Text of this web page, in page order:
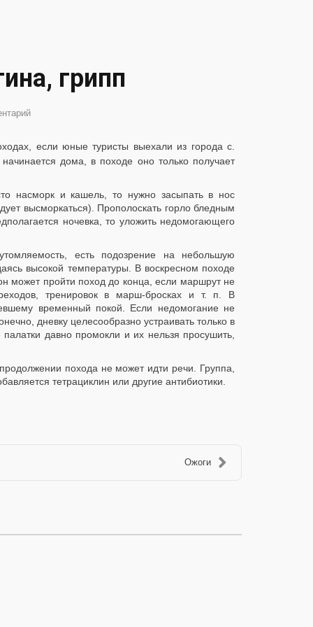
грипп
если юные туристы выехали из города с.
дома, в походе оно только получает
насморк и кашель, то нужно засыпать в нос
высморкаться). Прополоскать горло бледным
ночевка, то уложить недомогающего
есть подозрение на небольшую
высокой температуры. В воскресном походе
может пройти поход до конца, если маршрут не
тренировок в марш-бросках и т. п. В
временный покой. Если недомогание не
дневку целесообразно устраивать только в
давно промокли и их нельзя просушить,
похода не может идти речи. Группа,
тетрациклин или другие антибиотики.
Ожоги